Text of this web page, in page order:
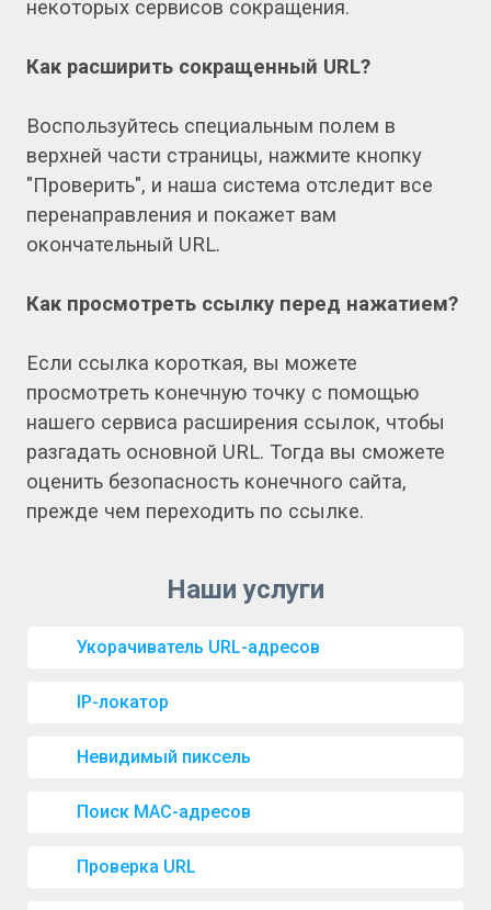
некоторых сервисов сокращения.
Как расширить сокращенный URL?
Воспользуйтесь специальным полем в
верхней части страницы, нажмите кнопку
"Проверить", и наша система отследит все
перенаправления и покажет вам
окончательный URL.
Как просмотреть ссылку перед нажатием?
Если ссылка короткая, вы можете
просмотреть конечную точку с помощью
нашего сервиса расширения ссылок, чтобы
разгадать основной URL. Тогда вы сможете
оценить безопасность конечного сайта,
прежде чем переходить по ссылке.
Укорачиватель URL-адресов
IP-локатор
Невидимый пиксель
Поиск MAC-адресов
Проверка URL